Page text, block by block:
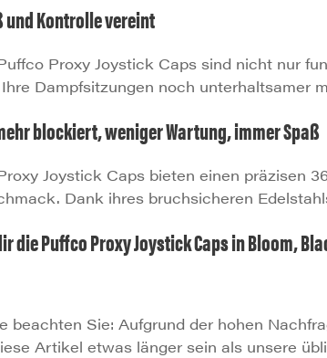
und Kontrolle vereint
Proxy Joystick Caps sind nicht nur
Dampfsitzungen noch unterhaltsamer
blockiert, weniger Wartung, immer Spaß
Joystick Caps bieten einen präzisen
Dank ihres bruchsicheren
die Puffco Proxy Joystick Caps in Bloom,
beachten Sie: Aufgrund der hohen
Artikel etwas länger sein als unsere